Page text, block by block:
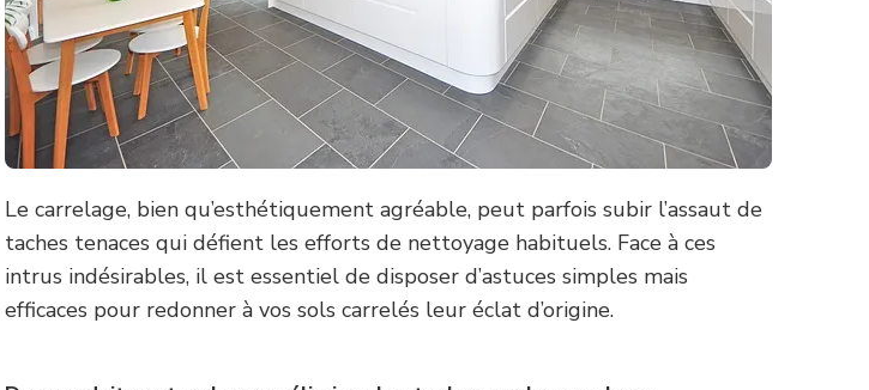
Le carrelage, bien qu’esthétiquement agréable, peut parfois subir l’assaut de
taches tenaces qui défient les efforts de nettoyage habituels. Face à ces
intrus indésirables, il est essentiel de disposer d’astuces simples mais
efficaces pour redonner à vos sols carrelés leur éclat d’origine.